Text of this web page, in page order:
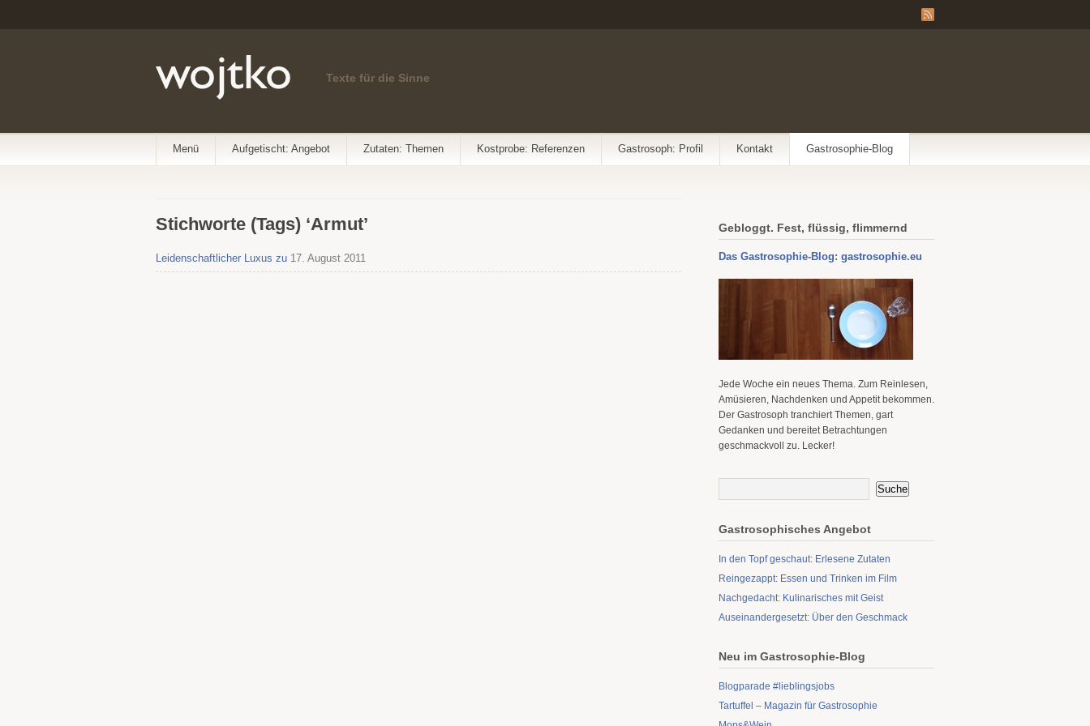
Texte für die Sinne
Menü Aufgetischt: Angebot Zutaten: Themen Kostprobe: Referenzen Gastrosoph: Profil Kontakt Gastrosophie-Blog
Stichworte (Tags) ‘Armut’
Leidenschaftlicher Luxus zu 17. August 2011
Gebloggt. Fest, flüssig, flimmernd
Das Gastrosophie-Blog: gastrosophie.eu
Jede Woche ein neues Thema. Zum Reinlesen,
Amüsieren, Nachdenken und Appetit bekommen.
Der Gastrosoph tranchiert Themen, gart
Gedanken und bereitet Betrachtungen
geschmackvoll zu. Lecker!
Gastrosophisches Angebot
In den Topf geschaut: Erlesene Zutaten
Reingezappt: Essen und Trinken im Film
Nachgedacht: Kulinarisches mit Geist
Auseinandergesetzt: Über den Geschmack
Neu im Gastrosophie-Blog
Blogparade #lieblingsjobs
Tartuffel – Magazin für Gastrosophie